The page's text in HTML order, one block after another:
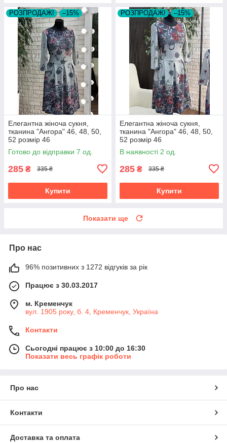
РОЗПРОДАЖ! –15%
Елегантна жіноча сукня,
тканина "Ангора" 46, 48, 50,
52 розмір 46
Готово до відправки 7 од.
285 ₴ 335 ₴
Купити
РОЗПРОДАЖ! –15%
Елегантна жіноча сукня,
тканина "Ангора" 46, 48, 50,
52 розмір 46
В наявності 2 од.
285 ₴ 335 ₴
Купити
Показати ще
Про нас
96% позитивних з 1272 відгуків за рік
Працює з 30.03.2017
м. Кременчук
вул. 1905 року, б. 4, Кременчук, Україна
Контакти
Сьогодні працює з 10:00 до 16:30
Показати весь графік роботи
Про нас
Контакти
Доставка та оплата